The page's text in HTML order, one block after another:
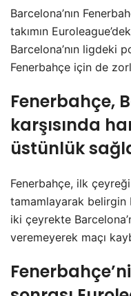
Barcelona’nın
takımın
Barcelona’nın ligdeki
Fenerbahçe için de
Fenerbahçe,
karşısında
üstünlük
Fenerbahçe, ilk
tamamlayarak belirgin
iki çeyrekte
veremeyerek maçı